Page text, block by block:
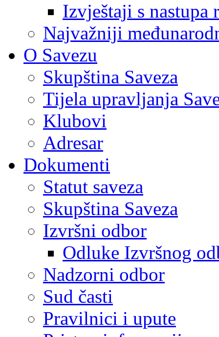
Izvještaji s nastupa
Najvažniji
O Savezu
Skupština Saveza
Tijela upravljanja
Klubovi
Adresar
Dokumenti
Statut saveza
Skupština Saveza
Izvršni odbor
Odluke Izvršnog
Nadzorni odbor
Sud časti
Pravilnici i upute